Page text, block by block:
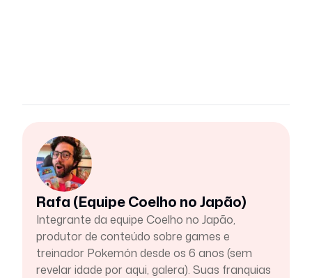
Rafa (Equipe Coelho no Japão)
Integrante da equipe Coelho no Japão,
produtor de conteúdo sobre games e
treinador Pokemón desde os 6 anos (sem
revelar idade por aqui, galera). Suas franquias